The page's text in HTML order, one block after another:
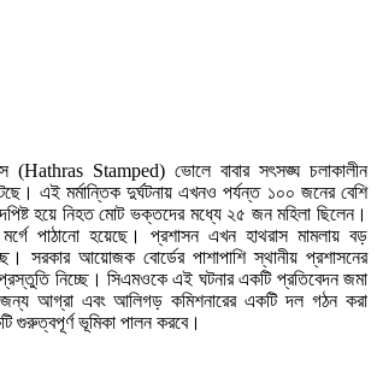
(Hathras Stamped) ভোলে বাবার সৎসঙ্ঘ চলাকালীন
এই মর্মান্তিক দুর্ঘটনায় এখনও পর্যন্ত ১০০ জনের বেশি
হয়ে নিহত মোট ভক্তদের মধ্যে ২৫ জন মহিলা ছিলেন।
মর্গে পাঠানো হয়েছে। প্রশাসন এখন হাথরাস মামলায় বড়
সরকার আয়োজক বোর্ডের পাশাপাশি স্থানীয় প্রশাসনের
নিচ্ছে। সিএমওকে এই ঘটনার একটি প্রতিবেদন জমা
আগ্রা এবং আলিগড় কমিশনারের একটি দল গঠন করা
গুরুত্বপূর্ণ ভূমিকা পালন করবে।